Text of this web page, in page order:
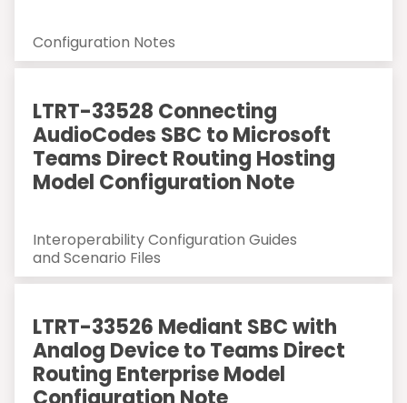
Configuration Notes
LTRT-33528 Connecting
AudioCodes SBC to Microsoft
Teams Direct Routing Hosting
Model Configuration Note
Interoperability Configuration Guides
and Scenario Files
LTRT-33526 Mediant SBC with
Analog Device to Teams Direct
Routing Enterprise Model